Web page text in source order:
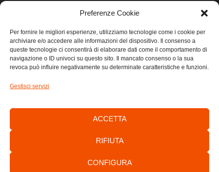
Preferenze Cookie
Per fornire le migliori esperienze, utilizziamo tecnologie come i cookie per
archiviare e/o accedere alle informazioni del dispositivo. Il consenso a
queste tecnologie ci consentirà di elaborare dati come il comportamento di
navigazione o ID univoci su questo sito. Il mancato consenso o la sua
revoca può influire negativamente su determinate caratteristiche e funzioni.
Gestisci servizi
ACCETTA
RIFIUTA
CONFIGURA
Home
Privacy